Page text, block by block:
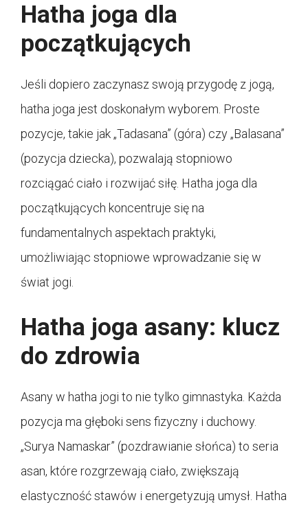
Hatha joga dla
początkujących
Jeśli dopiero zaczynasz swoją przygodę z jogą,
hatha joga jest doskonałym wyborem. Proste
pozycje, takie jak „Tadasana” (góra) czy „Balasana”
(pozycja dziecka), pozwalają stopniowo
rozciągać ciało i rozwijać siłę. Hatha joga dla
początkujących koncentruje się na
fundamentalnych aspektach praktyki,
umożliwiając stopniowe wprowadzanie się w
świat jogi.
Hatha joga asany: klucz
do zdrowia
Asany w hatha jogi to nie tylko gimnastyka. Każda
pozycja ma głęboki sens fizyczny i duchowy.
„Surya Namaskar” (pozdrawianie słońca) to seria
asan, które rozgrzewają ciało, zwiększają
elastyczność stawów i energetyzują umysł. Hatha